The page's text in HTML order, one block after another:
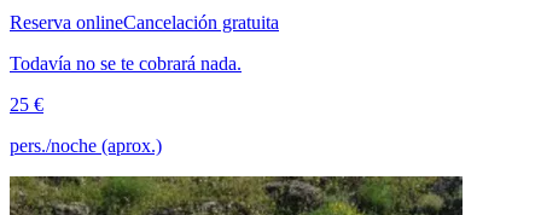
Reserva onlineCancelación gratuita
Todavía no se te cobrará nada.
25 €
pers./noche (aprox.)